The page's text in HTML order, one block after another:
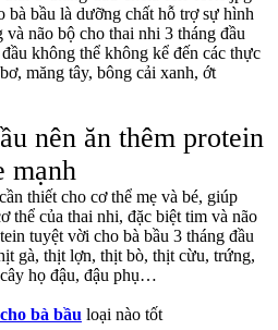
bà bầu là dưỡng chất hỗ trợ sự hình
não bộ cho thai nhi 3 tháng đầu
không thể không kể đến các thực
măng tây, bông cải xanh, ớt
nên ăn thêm protein
mạnh
thiết cho cơ thể mẹ và bé, giúp
thể của thai nhi, đặc biệt tim và não
tuyệt vời cho bà bầu 3 tháng đầu
gà, thịt lợn, thịt bò, thịt cừu, trứng,
họ đậu, đậu phụ…
bà bầu loại nào tốt